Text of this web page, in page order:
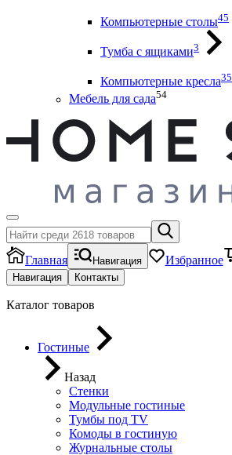
Компьютерные столы45
Тумба с ящиками3
Компьютерные кресла35
Мебель для сада54
Главная Навигация Избранное
Навигация Контакты
Каталог товаров
Гостиные
Назад
Стенки
Модульные гостиные
Тумбы под ТV
Комоды в гостиную
Журнальные столы